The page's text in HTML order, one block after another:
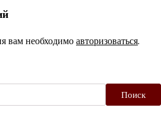
вам необходимоавторизоваться.
Поиск